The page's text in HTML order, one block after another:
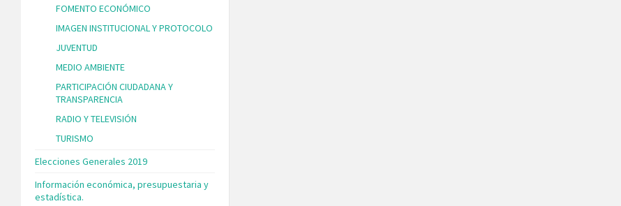
FOMENTO ECONÓMICO
IMAGEN INSTITUCIONAL Y PROTOCOLO
JUVENTUD
MEDIO AMBIENTE
PARTICIPACIÓN CIUDADANA Y
TRANSPARENCIA
RADIO Y TELEVISIÓN
TURISMO
Elecciones Generales 2019
Información económica, presupuestaria y
estadística.